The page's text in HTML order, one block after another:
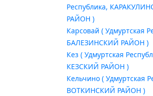
Республика,
РАЙОН )
Карсовай ( Удмуртская
БАЛЕЗИНСКИЙ РАЙОН )
Кез ( Удмуртская
КЕЗСКИЙ РАЙОН )
Кельчино ( Удмуртская
ВОТКИНСКИЙ РАЙОН )